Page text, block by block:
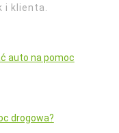
i klienta.
auto na pomoc
drogowa?